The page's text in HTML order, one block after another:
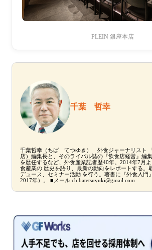
PLEIN 銀座本店
千葉 哲幸
千葉哲幸（ちば てつゆき） 外食ジャーナリスト
店）編集長と、そのライバル誌の『飲食店経営』編
を歴任するなど、外食産業記者歴40年。2014年7月
食産業の 歴史を語り、最新の動向をレポートする。
デュース、セミナー活動 を行う。著書に『外食入門
2017年）。 ■メール:chibatetsuyuki@gmail.com